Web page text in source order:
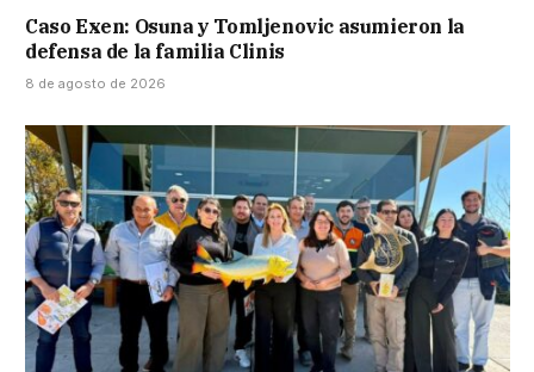
Caso Exen: Osuna y Tomljenovic asumieron la
defensa de la familia Clinis
8 de agosto de 2026